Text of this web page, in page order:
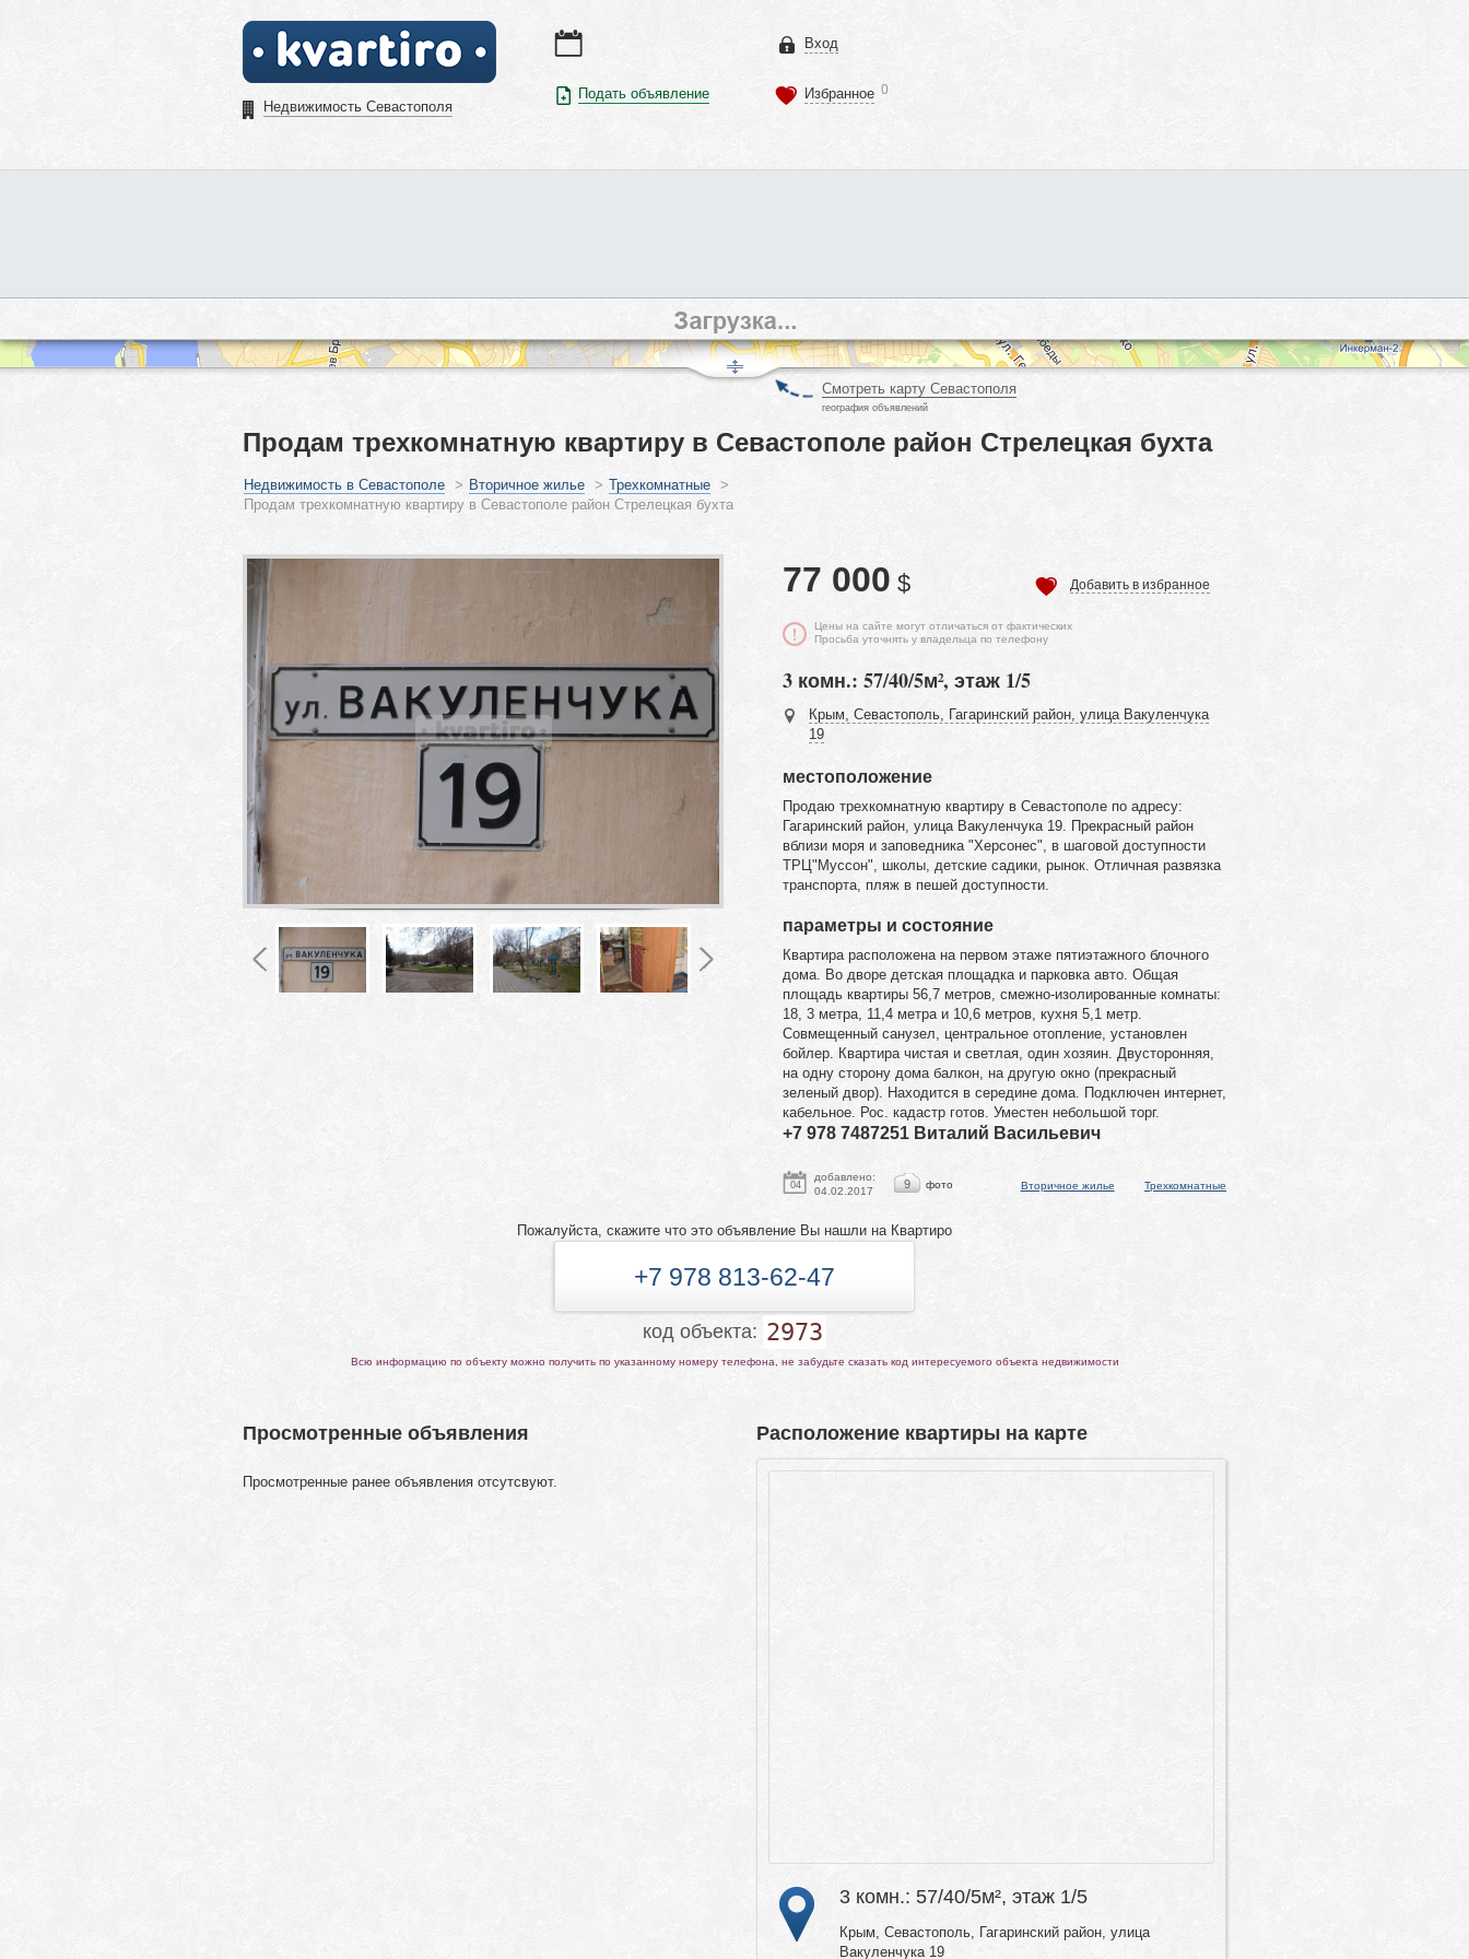
Недвижимость Севастополя
Подать объявление
Вход
Избранное 0
Смотреть карту Севастополя
география объявлений
Продам трехкомнатную квартиру в Севастополе район Стрелецкая бухта
Недвижимость в Севастополе > Вторичное жилье > Трехкомнатные >
Продам трехкомнатную квартиру в Севастополе район Стрелецкая бухта
77 000 $ Добавить в избранное
Цены на сайте могут отличаться от фактических
Просьба уточнять у владельца по телефону
3 комн.: 57/40/5м², этаж 1/5
Крым, Севастополь, Гагаринский район, улица Вакуленчука
19
местоположение
Продаю трехкомнатную квартиру в Севастополе по адресу:
Гагаринский район, улица Вакуленчука 19. Прекрасный район
вблизи моря и заповедника "Херсонес", в шаговой доступности
ТРЦ"Муссон", школы, детские садики, рынок. Отличная развязка
транспорта, пляж в пешей доступности.
параметры и состояние
Квартира расположена на первом этаже пятиэтажного блочного
дома. Во дворе детская площадка и парковка авто. Общая
площадь квартиры 56,7 метров, смежно-изолированные комнаты:
18, 3 метра, 11,4 метра и 10,6 метров, кухня 5,1 метр.
Совмещенный санузел, центральное отопление, установлен
бойлер. Квартира чистая и светлая, один хозяин. Двусторонняя,
на одну сторону дома балкон, на другую окно (прекрасный
зеленый двор). Находится в середине дома. Подключен интернет,
кабельное. Рос. кадастр готов. Уместен небольшой торг.
+7 978 7487251 Виталий Васильевич
04
добавлено:
04.02.2017
9 фото Вторичное жилье Трехкомнатные
Пожалуйста, скажите что это объявление Вы нашли на Квартиро
+7 978 813-62-47
код объекта: 2973
Всю информацию по объекту можно получить по указанному номеру телефона, не забудьте сказать код интересуемого объекта недвижимости
Расположение квартиры на карте
3 комн.: 57/40/5м², этаж 1/5
Крым, Севастополь, Гагаринский район, улица
Вакуленчука 19
Просмотренные объявления
Просмотренные ранее объявления отсутсвуют.